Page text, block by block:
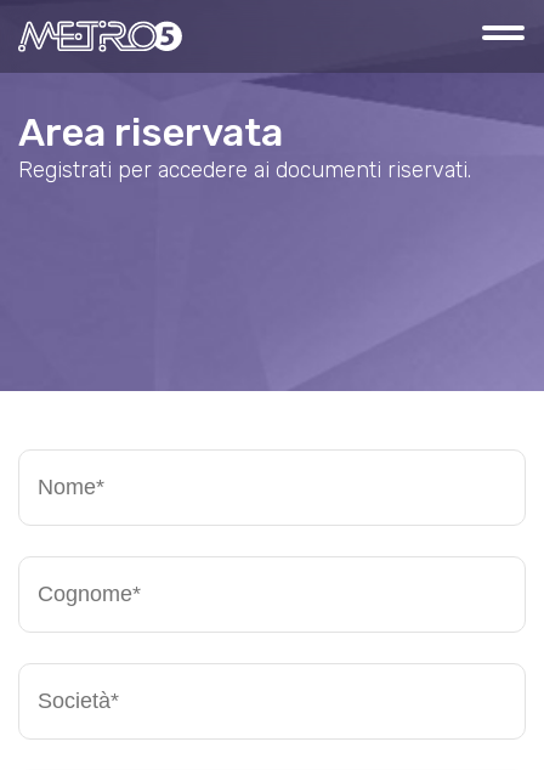
Area riservata
Registrati per accedere ai documenti riservati.